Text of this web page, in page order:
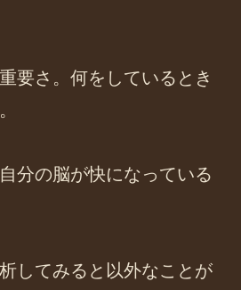
要さ。何をしているとき
分の脳が快になっている
してみると以外なことが